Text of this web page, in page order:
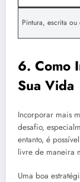
Pintura, escrita ou
6. Como
Sua Vida
Incorporar mais
desafio,
entanto, é
livre de maneira
Uma boa